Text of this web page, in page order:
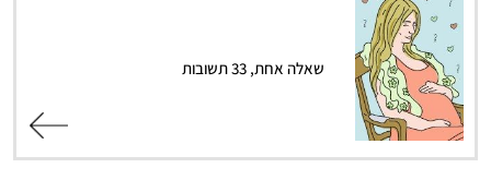
שאלה אחת, 33 תשובות